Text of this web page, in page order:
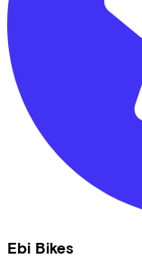
Ebi Bikes